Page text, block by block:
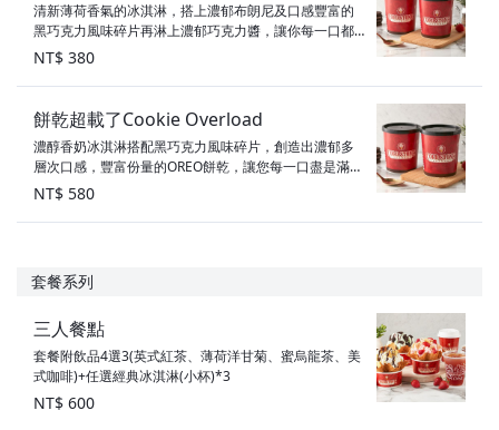
Chocolate Chip(桶裝)
清新薄荷香氣的冰淇淋，搭上濃郁布朗尼及口感豐富的
黑巧克力風味碎片再淋上濃郁巧克力醬，讓你每一口都
是甜甜蜜蜜! 口味：薄荷風味冰淇淋 配料：巧克力醬、布
朗尼、黑巧克力風味碎片 甜度：3顆半星 素食標示：奶
素
NT$ 380
餅乾超載了Cookie Overload
濃醇香奶冰淇淋搭配黑巧克力風味碎片，創造出濃郁多
層次口感，豐富份量的OREO餅乾，讓您每一口盡是滿足
～ 容量：950ml 配料：黑巧克力風味碎片、巧克力醬、
OREO 甜度：4顆星 素食標示：葷食
NT$ 580
套餐系列
三人餐點
套餐附飲品4選3(英式紅茶、薄荷洋甘菊、蜜烏龍茶、美
式咖啡)+任選經典冰淇淋(小杯)*3
NT$ 600